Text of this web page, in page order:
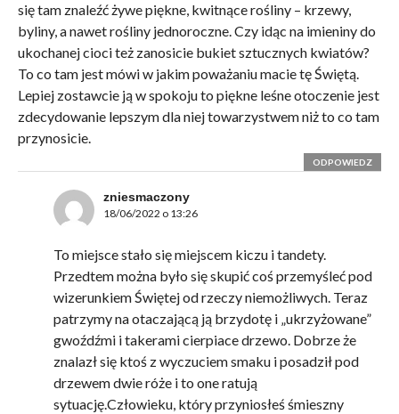
się tam znaleźć żywe piękne, kwitnące rośliny – krzewy,
byliny, a nawet rośliny jednoroczne. Czy idąc na imieniny do
ukochanej cioci też zanosicie bukiet sztucznych kwiatów?
To co tam jest mówi w jakim poważaniu macie tę Świętą.
Lepiej zostawcie ją w spokoju to piękne leśne otoczenie jest
zdecydowanie lepszym dla niej towarzystwem niż to co tam
przynosicie.
ODPOWIEDZ
zniesmaczony
18/06/2022 o 13:26
To miejsce stało się miejscem kiczu i tandety.
Przedtem można było się skupić coś przemyśleć pod
wizerunkiem Świętej od rzeczy niemożliwych. Teraz
patrzymy na otaczającą ją brzydotę i „ukrzyżowane”
gwoźdźmi i takerami cierpiace drzewo. Dobrze że
znalazł się ktoś z wyczuciem smaku i posadził pod
drzewem dwie róże i to one ratują
sytuację.Człowieku, który przyniosłeś śmieszny